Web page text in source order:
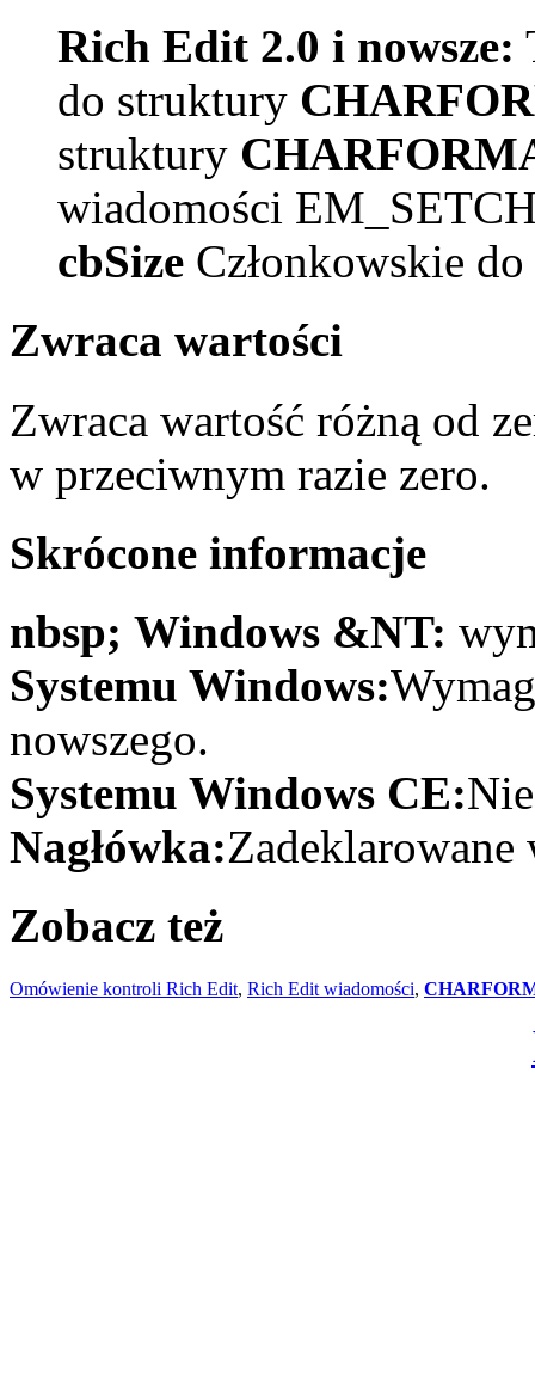
Rich Edit 2.0 i nowsze:
do struktury
struktury
wiadomości
cbSize Członkowskie
Zwraca wartości
Zwraca wartość różną od
w przeciwnym razie zero.
Skrócone informacje
nbsp; Windows &NT:
Systemu Windows:
nowszego.
Systemu Windows CE:
Nagłówka:
Zobacz też
Omówienie kontroli Rich Edit, Rich Edit wiadomości,